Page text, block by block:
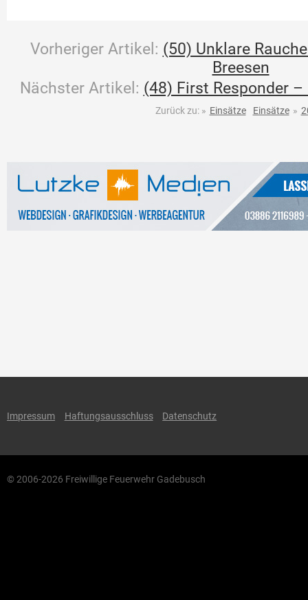
Vorheriger Artikel: (50) Unklare
Breesen
Nächster Artikel: (48) First Responder
Zurück zu: » Einsätze Einsätze »
Impressum Haftungsausschluss Datenschutz
© 2006-2026 Freiwillige Feuerwehr Gadebusch